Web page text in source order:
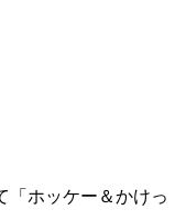
「ホッケー＆かけっ